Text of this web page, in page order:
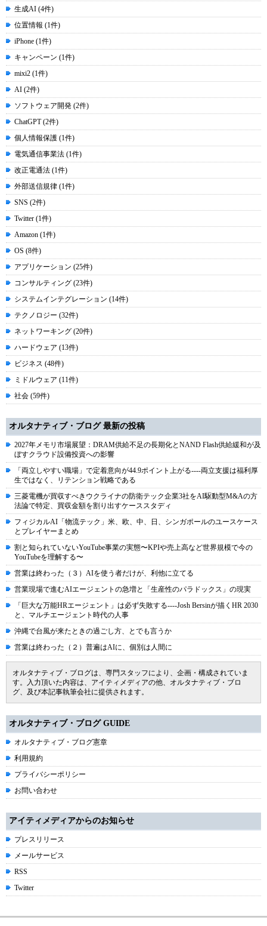
生成AI (4件)
位置情報 (1件)
iPhone (1件)
キャンペーン (1件)
mixi2 (1件)
AI (2件)
ソフトウェア開発 (2件)
ChatGPT (2件)
個人情報保護 (1件)
電気通信事業法 (1件)
改正電通法 (1件)
外部送信規律 (1件)
SNS (2件)
Twitter (1件)
Amazon (1件)
OS (8件)
アプリケーション (25件)
コンサルティング (23件)
システムインテグレーション (14件)
テクノロジー (32件)
ネットワーキング (20件)
ハードウェア (13件)
ビジネス (48件)
ミドルウェア (11件)
社会 (59件)
オルタナティブ・ブログ 最新の投稿
2027年メモリ市場展望：DRAM供給不足の長期化とNAND Flash供給緩和が及
ぼすクラウド設備投資への影響
「両立しやすい職場」で定着意向が44.9ポイント上がる----両立支援は福利厚
生ではなく、リテンション戦略である
三菱電機が買収すべきウクライナの防衛テック企業3社をAI駆動型M&Aの方
法論で特定、買収金額を割り出すケーススタディ
フィジカルAI「物流テック」米、欧、中、日、シンガポールのユースケース
とプレイヤーまとめ
割と知られていないYouTube事業の実態〜KPIや売上高など世界規模で今の
YouTubeを理解する〜
営業は終わった（３）AIを使う者だけが、利他に立てる
営業現場で進むAIエージェントの急増と「生産性のパラドックス」の現実
「巨大な万能HRエージェント」は必ず失敗する----Josh Bersinが描くHR 2030
と、マルチエージェント時代の人事
沖縄で台風が来たときの過ごし方、とでも言うか
営業は終わった（２）普遍はAIに、個別は人間に
オルタナティブ・ブログは、専門スタッフにより、企画・構成されていま
す。入力頂いた内容は、アイティメディアの他、オルタナティブ・ブロ
グ、及び本記事執筆会社に提供されます。
オルタナティブ・ブログ GUIDE
オルタナティブ・ブログ憲章
利用規約
プライバシーポリシー
お問い合わせ
アイティメディアからのお知らせ
プレスリリース
メールサービス
RSS
Twitter